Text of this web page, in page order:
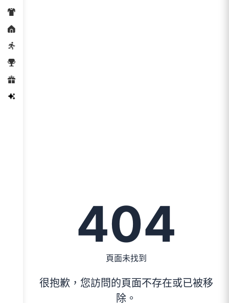
404
頁面未找到
很抱歉，您訪問的頁面不存在或已被移
除。